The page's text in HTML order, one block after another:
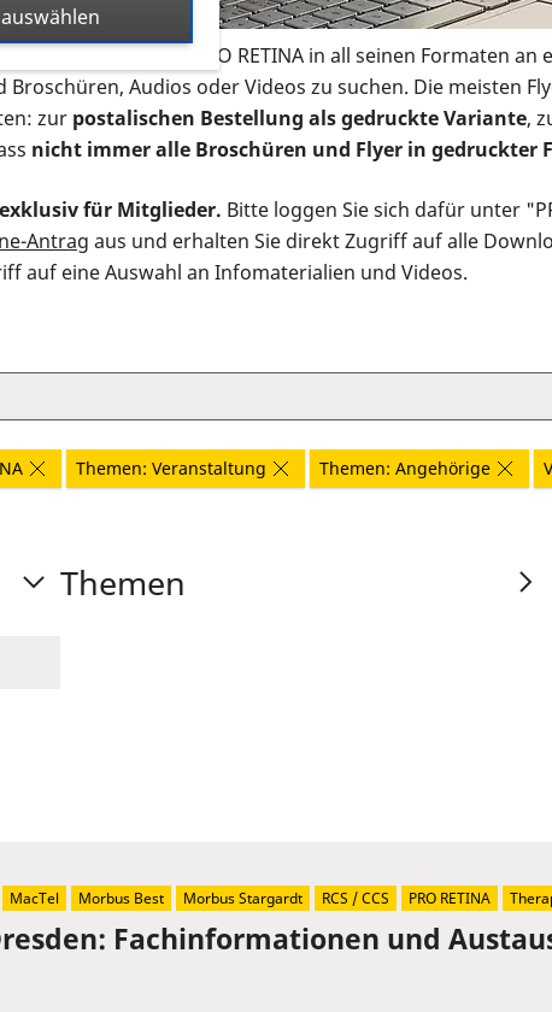
Infomaterial der PRO RETINA in all seinen Formaten
Broschüren, Audios oder Videos zu suchen. Die meisten
zur postalischen Bestellung als gedruckte Variante,
nicht immer alle Broschüren und Flyer in gedruckter
für Mitglieder. Bitte loggen Sie sich dafür unter
Antrag aus und erhalten Sie direkt Zugriff auf alle
auf eine Auswahl an Infomaterialien und Videos.
Themen: Veranstaltung Themen: Angehörige
Themen
Fachinformationen und
MacTel Morbus Best Morbus Stargardt RCS / CCS PRO RETINA